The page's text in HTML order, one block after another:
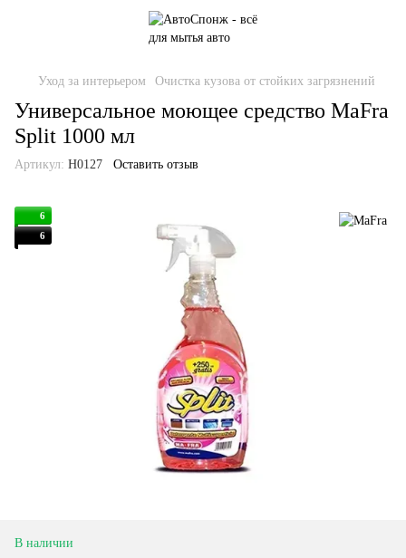
Уход за интерьером Очистка кузова от стойких загрязнений
Универсальное моющее средство MaFra
Split 1000 мл
Артикул: H0127 Оставить отзыв
6
6
В наличии